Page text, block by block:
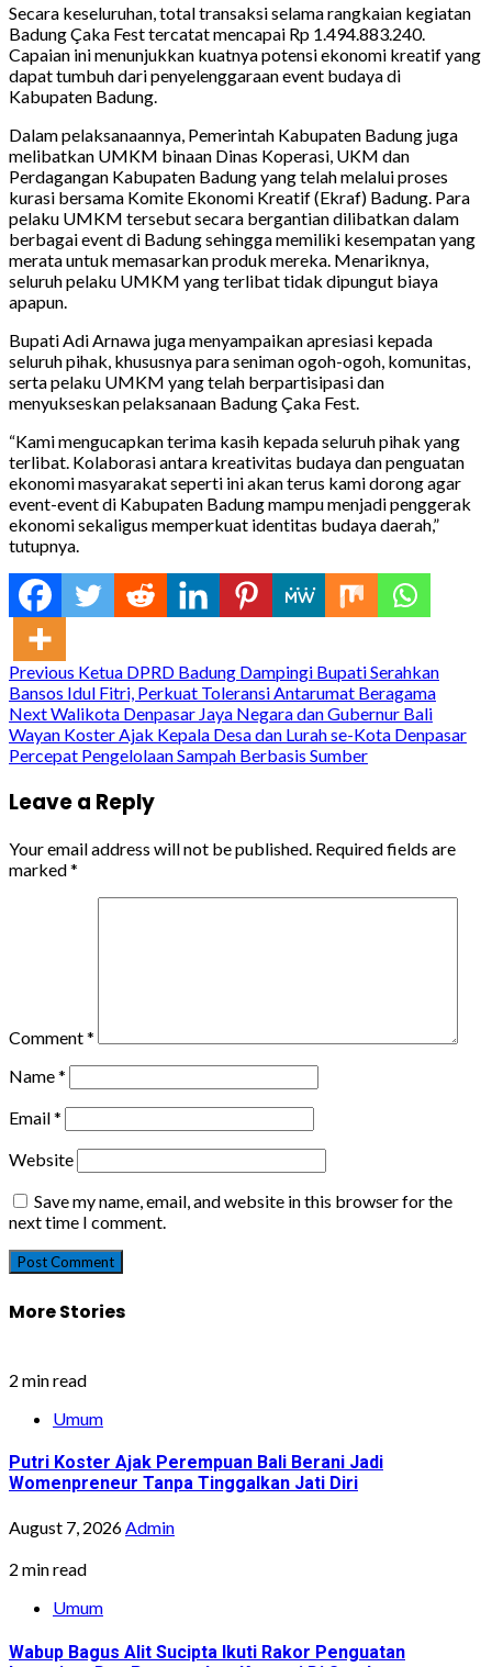
Secara keseluruhan, total transaksi selama rangkaian kegiatan
Badung Çaka Fest tercatat mencapai Rp 1.494.883.240.
Capaian ini menunjukkan kuatnya potensi ekonomi kreatif yang
dapat tumbuh dari penyelenggaraan event budaya di
Kabupaten Badung.
Dalam pelaksanaannya, Pemerintah Kabupaten Badung juga
melibatkan UMKM binaan Dinas Koperasi, UKM dan
Perdagangan Kabupaten Badung yang telah melalui proses
kurasi bersama Komite Ekonomi Kreatif (Ekraf) Badung. Para
pelaku UMKM tersebut secara bergantian dilibatkan dalam
berbagai event di Badung sehingga memiliki kesempatan yang
merata untuk memasarkan produk mereka. Menariknya,
seluruh pelaku UMKM yang terlibat tidak dipungut biaya
apapun.
Bupati Adi Arnawa juga menyampaikan apresiasi kepada
seluruh pihak, khususnya para seniman ogoh-ogoh, komunitas,
serta pelaku UMKM yang telah berpartisipasi dan
menyukseskan pelaksanaan Badung Çaka Fest.
“Kami mengucapkan terima kasih kepada seluruh pihak yang
terlibat. Kolaborasi antara kreativitas budaya dan penguatan
ekonomi masyarakat seperti ini akan terus kami dorong agar
event-event di Kabupaten Badung mampu menjadi penggerak
ekonomi sekaligus memperkuat identitas budaya daerah,”
tutupnya.
Continue
Reading
Previous Ketua DPRD Badung Dampingi Bupati Serahkan
Bansos Idul Fitri, Perkuat Toleransi Antarumat Beragama
NextWalikota Denpasar Jaya Negara dan Gubernur Bali
Wayan Koster Ajak Kepala Desa dan Lurah se-Kota Denpasar
Percepat Pengelolaan Sampah Berbasis Sumber
Leave a Reply
Your email address will not be published. Required fields are
marked*
Comment*
Name*
Email*
Website
Save my name, email, and website in this browser for the
next time I comment.
More Stories
2 min read
Umum
Putri Koster Ajak Perempuan Bali Berani Jadi
Womenpreneur Tanpa Tinggalkan Jati Diri
August 7, 2026Admin
2 min read
Umum
Wabup Bagus Alit Sucipta Ikuti Rakor Penguatan